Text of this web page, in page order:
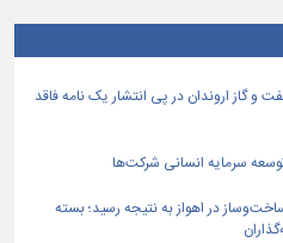
گاز اروندان در پی انتشار یک نامه فاقد
سرمایه انسانی شرکت‌ها
در اهواز به نتیجه رسید؛ بسته